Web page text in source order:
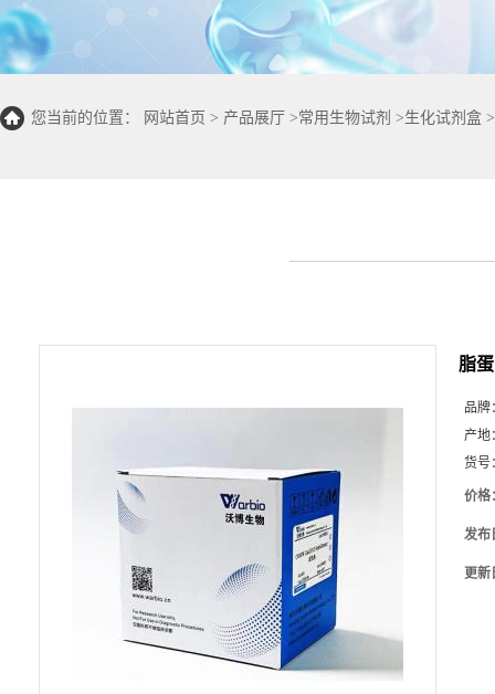
您当前的位置： 网站首页 > 产品展厅 >常用生物试剂 >生化试剂盒 >
脂
品牌
产地
货号
价格
发布
更新